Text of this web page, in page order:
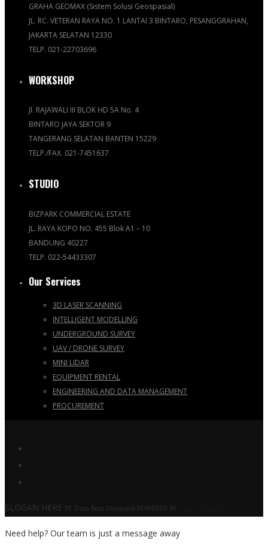
GRAHA GEOMAX (Sistem Solusi Geospasial)
JL. RC. VETERAN RAYA NO. 1 LANTAI 3 BINTARO, PESANGGRAHAN,
JAKARTA SELATAN 12330
TELP. 021-22703696
WORKSHOP
Jl. RAJAWALI III BLOK HD 5A No. 4
BINTARO JAYA SEKTOR 9
TANGERANG SELATAN BANTEN 15229
TELP./FAX. 021-7451637
STUDIO
BIZPARK COMMERCIAL ESTATE
JL. RAYA KOPO NO. 455 Blok A1 – 10
BANDUNG 40227
TELP. 022-54433307
Our Services
3D LASER SCANNING
INTELLIGENT MODELLING
UNDERGROUND SURVEY
UAV / DRONE SURVEY
MINI LIDAR
EQUIPMENT RENTAL
ENGINEERING AND DATA MANAGEMENT
PROCUREMENT
SLOGAN HERE PT. Duta Basis Dataprima POWERED BY
Need help? Our team is just a message away